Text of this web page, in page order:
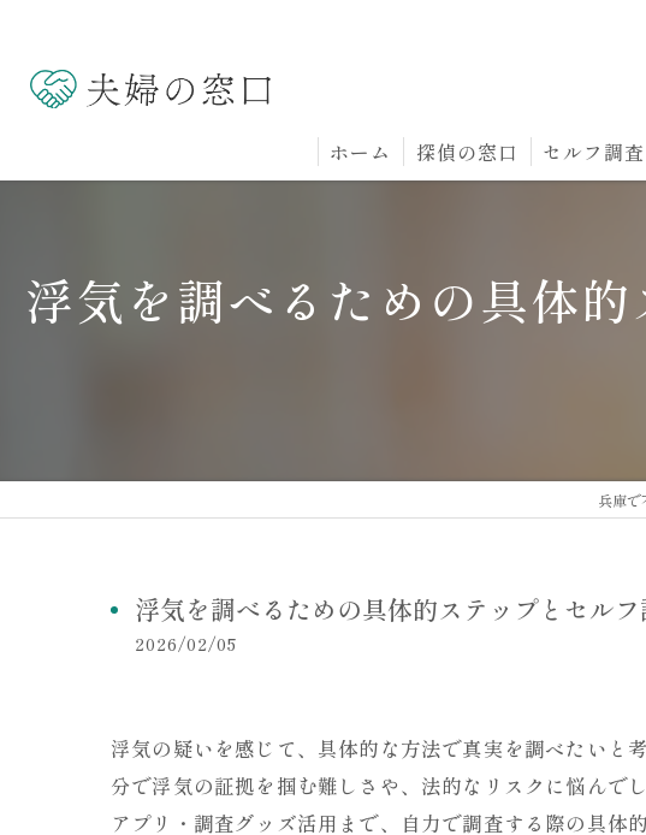
ホーム 探偵の窓口 セルフ調
浮気を調べるための具体
兵庫
浮気を調べるための具体的ステップとセル
2026/02/05
浮気の疑いを感じて、具体的な方法で真実を調べたいと
分で浮気の証拠を掴む難しさや、法的なリスクに悩んで
アプリ・調査グッズ活用まで、自力で調査する際の具